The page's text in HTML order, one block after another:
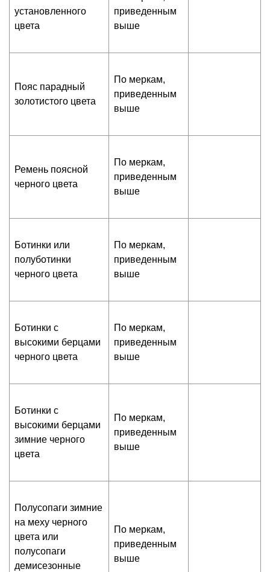
установленного
цвета
приведенным
выше
Пояс парадный
золотистого цвета
По меркам,
приведенным
выше
Ремень поясной
черного цвета
По меркам,
приведенным
выше
Ботинки или
полуботинки
черного цвета
По меркам,
приведенным
выше
Ботинки с
высокими берцами
черного цвета
По меркам,
приведенным
выше
Ботинки с
высокими берцами
зимние черного
цвета
По меркам,
приведенным
выше
Полусопаги зимние
на меху черного
цвета или
полусопаги
демисезонные
По меркам,
приведенным
выше